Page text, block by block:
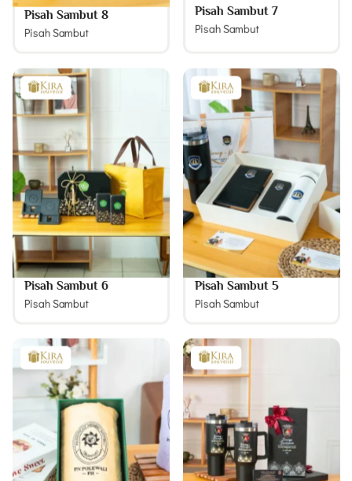
Pisah Sambut 8
Pisah Sambut
Pisah Sambut 7
Pisah Sambut
Pisah Sambut 6
Pisah Sambut
Pisah Sambut 5
Pisah Sambut